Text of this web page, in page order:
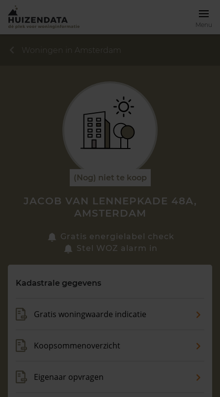
Menu
Vragen? Neem contact met ons op
088 220 4200
Woningen in Amsterdam
(Nog) niet te koop
JACOB VAN LENNEPKADE 48A,
AMSTERDAM
Gratis energielabel check
Stel WOZ alarm in
Kadastrale gegevens
Gratis woningwaarde indicatie
Koopsommenoverzicht
Eigenaar opvragen